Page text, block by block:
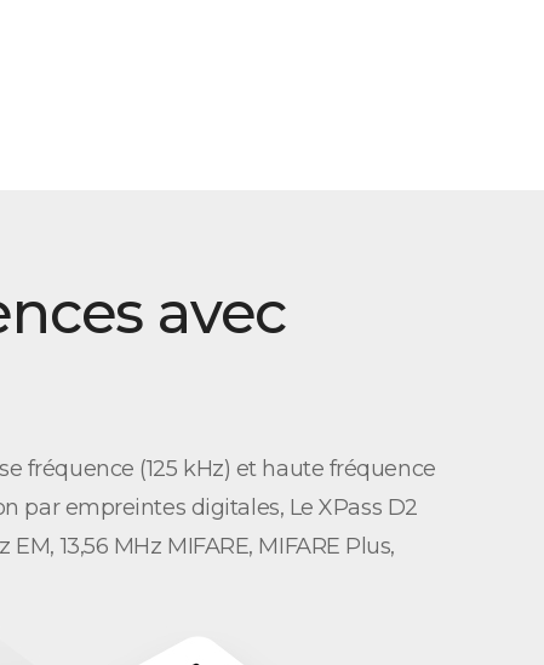
avec
fréquence (125 kHz) et haute fréquence
par empreintes digitales, Le XPass D2
13,56 MHz MIFARE, MIFARE Plus,